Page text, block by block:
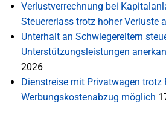
Verlustverrechnung bei
Steuererlass trotz hoher Verluste
Unterhalt an Schwiegereltern
Unterstützungsleistungen
2026
Dienstreise mit Privatwagen trotz
Werbungskostenabzug möglich